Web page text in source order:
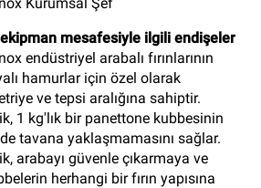
mesafesiyle ilgili endişeler
endüstriyel arabalı fırınlarının
hamurlar için özel olarak
ve tepsi aralığına sahiptir.
1 kg'lık bir panettone kubbesinin
tavana yaklaşmamasını sağlar.
arabayı güvenle çıkarmaya ve
herhangi bir fırın yapısına